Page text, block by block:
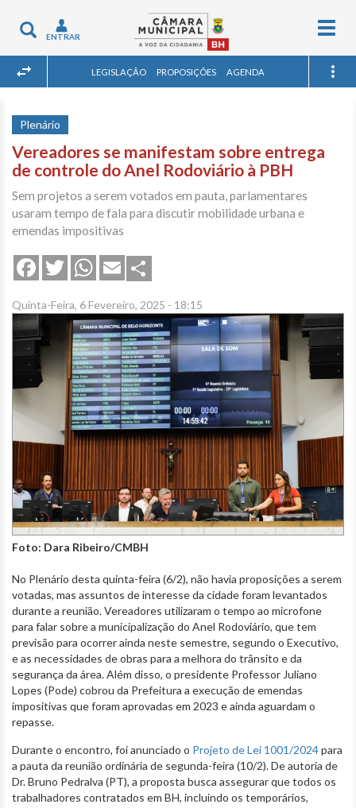
Toggle
navigation
ENTRAR
LEGISLAÇÃO PROPOSIÇÕES AGENDA
Plenário
Vereadores se manifestam sobre entrega
de controle do Anel Rodoviário à PBH
Sem projetos a serem votados em pauta, parlamentares
usaram tempo de fala para discutir mobilidade urbana e
emendas impositivas
FacebookTwitterWhatsApp
Email
Quinta-Feira, 6 Fevereiro, 2025 - 18:15
Foto: Dara Ribeiro/CMBH
No Plenário desta quinta-feira (6/2), não havia proposições a serem
votadas, mas assuntos de interesse da cidade foram levantados
durante a reunião. Vereadores utilizaram o tempo ao microfone
para falar sobre a municipalização do Anel Rodoviário, que tem
previsão para ocorrer ainda neste semestre, segundo o Executivo,
e as necessidades de obras para a melhora do trânsito e da
segurança da área. Além disso, o presidente Professor Juliano
Lopes (Pode) cobrou da Prefeitura a execução de emendas
impositivas que foram aprovadas em 2023 e ainda aguardam o
repasse.
Durante o encontro, foi anunciado o Projeto de Lei 1001/2024para
a pauta da reunião ordinária de segunda-feira (10/2). De autoria de
Dr. Bruno Pedralva (PT), a proposta busca assegurar que todos os
trabalhadores contratados em BH, incluindo os temporários,